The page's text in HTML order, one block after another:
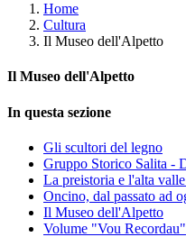
Home
Cultura
Il Museo dell'Alpetto
Il Museo dell'Alpetto
In questa sezione
Gli scultori del legno
Gruppo Storico Salita -
La preistoria e l'alta
Oncino, dal passato ad
Il Museo dell'Alpetto
Volume "Vou Recordau"